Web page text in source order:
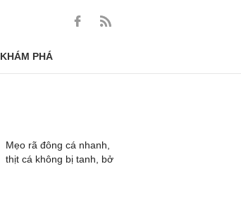
KHÁM PHÁ
Mẹo rã đông cá nhanh,
thịt cá không bị tanh, bở